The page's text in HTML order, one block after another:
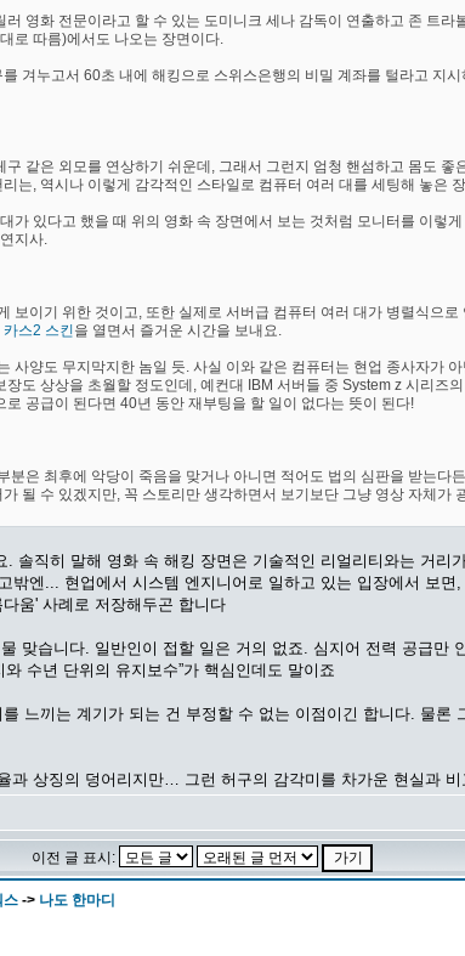
영화 전문이라고 할 수 있는 도미니크 세나 감독이 연출하고 존 트
로 따름)에서도 나오는 장면이다.
겨누고서 60초 내에 해킹으로 스위스은행의 비밀 계좌를 털라고 지
같은 외모를 연상하기 쉬운데, 그래서 그런지 엄청 핸섬하고 몸도
는, 역시나 이렇게 감각적인 스타일로 컴퓨터 여러 대를 세팅해 놓은
가 있다고 했을 때 위의 영화 속 장면에서 보는 것처럼 모니터를 이렇
지사.
보이기 위한 것이고, 또한 실제로 서버급 컴퓨터 여러 대가 병렬식으
카스2 스킨을 열면서 즐거운 시간을 보내요.
사양도 무지막지한 놈일 듯. 사실 이와 같은 컴퓨터는 현업 종사자가
도 상상을 초월할 정도인데, 예컨대 IBM 서버들 중 System z 시리즈
공급이 된다면 40년 동안 재부팅을 할 일이 없다는 뜻이 된다!
분은 최후에 악당이 죽음을 맞거나 아니면 적어도 법의 심판을 받는
될 수 있겠지만, 꼭 스토리만 생각하면서 보기보단 그냥 영상 자체가
솔직히 말해 영화 속 해킹 장면은 기술적인 리얼리티와는 거
밖엔... 현업에서 시스템 엔지니어로 일하고 있는 입장에서 보
움' 사례로 저장해두곤 합니다
맞습니다. 일반인이 접할 일은 거의 없죠. 심지어 전력 공급만
수년 단위의 유지보수”가 핵심인데도 말이죠
느끼는 계기가 되는 건 부정할 수 없는 이점이긴 합니다. 물
과 상징의 덩어리지만… 그런 허구의 감각미를 차가운 현실과
이전 글 표시:
스 -> 나도 한마디